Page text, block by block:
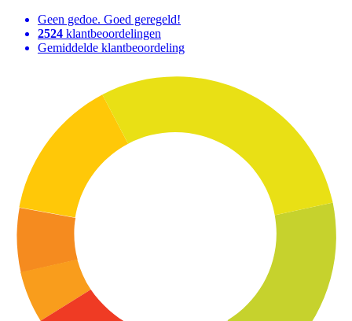
Geen gedoe. Goed geregeld!
2524 klantbeoordelingen
Gemiddelde klantbeoordeling